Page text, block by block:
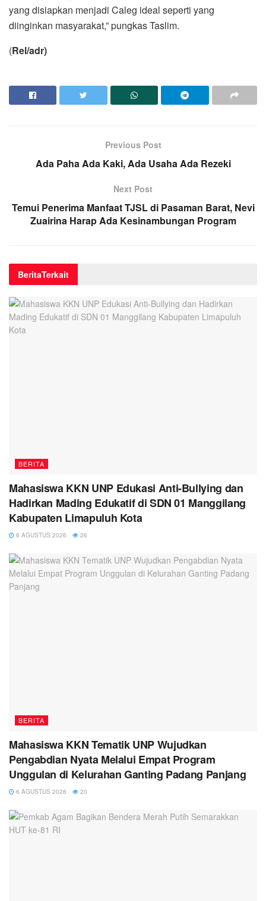
yang disiapkan menjadi Caleg ideal seperti yang
diinginkan masyarakat,” pungkas Taslim.
(Rel/adr)
Previous Post
Ada Paha Ada Kaki, Ada Usaha Ada Rezeki
Next Post
Temui Penerima Manfaat TJSL di Pasaman Barat, Nevi
Zuairina Harap Ada Kesinambungan Program
BeritaTerkait
BERITA
Mahasiswa KKN UNP Edukasi Anti-Bullying dan
Hadirkan Mading Edukatif di SDN 01 Manggilang
Kabupaten Limapuluh Kota
6 AGUSTUS 2026 26
BERITA
Mahasiswa KKN Tematik UNP Wujudkan
Pengabdian Nyata Melalui Empat Program
Unggulan di Kelurahan Ganting Padang Panjang
6 AGUSTUS 2026 20